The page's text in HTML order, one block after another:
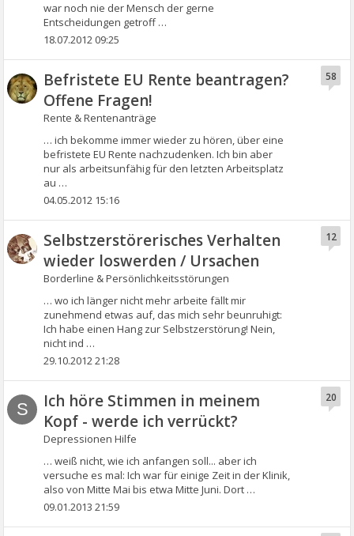
war noch nie der Mensch der gerne
Entscheidungen getroff …
18.07.2012 09:25
Befristete EU Rente beantragen?
Offene Fragen!
Rente & Rentenanträge
… ich bekomme immer wieder zu hören, über eine
befristete EU Rente nachzudenken. Ich bin aber
nur als arbeitsunfähig für den letzten Arbeitsplatz
au …
58
04.05.2012 15:16
Selbstzerstörerisches Verhalten
wieder loswerden / Ursachen
Borderline & Persönlichkeitsstörungen
… wo ich länger nicht mehr arbeite fällt mir
zunehmend etwas auf, das mich sehr beunruhigt:
Ich habe einen Hang zur Selbstzerstörung! Nein,
nicht ind …
12
29.10.2012 21:28
S
Ich höre Stimmen in meinem
Kopf - werde ich verrückt?
Depressionen Hilfe
… weiß nicht, wie ich anfangen soll... aber ich
versuche es mal: Ich war für einige Zeit in der Klinik,
also von Mitte Mai bis etwa Mitte Juni. Dort …
20
09.01.2013 21:59